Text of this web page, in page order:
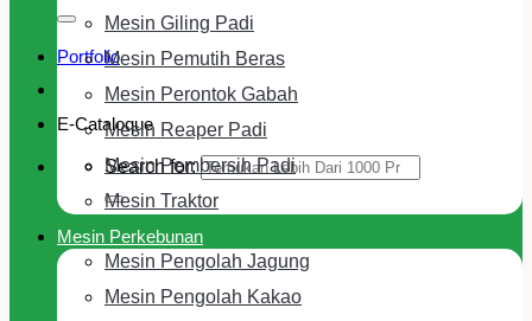
Portfolio
E-Cataloque
Search for:
Mesin Giling Padi
Mesin Pemutih Beras
Mesin Perontok Gabah
Mesin Reaper Padi
Mesin Pembersih Padi
Mesin Traktor
Mesin Perkebunan
Mesin Pengolah Jagung
Mesin Pengolah Kakao